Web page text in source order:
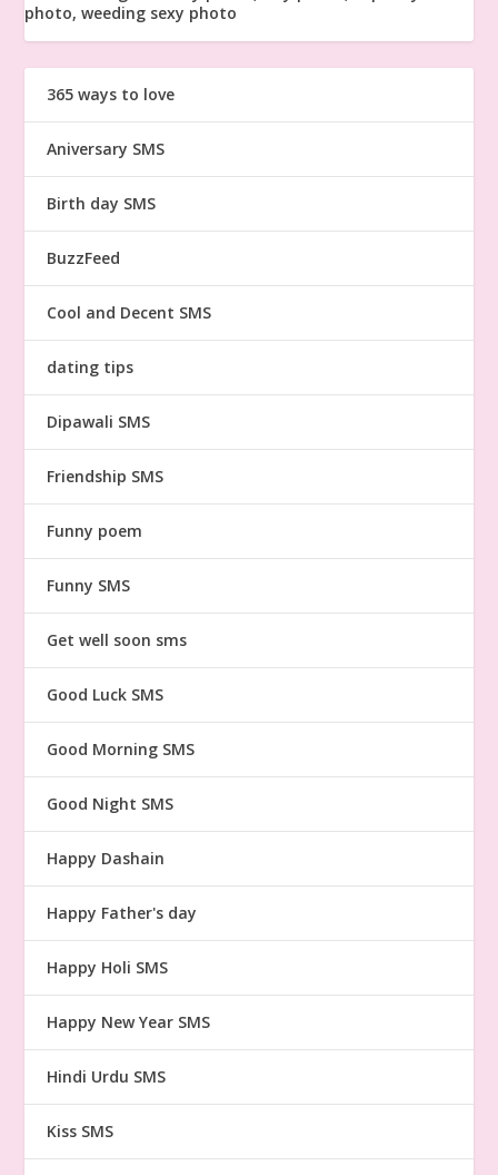
365 ways to love
Aniversary SMS
Birth day SMS
BuzzFeed
Cool and Decent SMS
dating tips
Dipawali SMS
Friendship SMS
Funny poem
Funny SMS
Get well soon sms
Good Luck SMS
Good Morning SMS
Good Night SMS
Happy Dashain
Happy Father's day
Happy Holi SMS
Happy New Year SMS
Hindi Urdu SMS
Kiss SMS